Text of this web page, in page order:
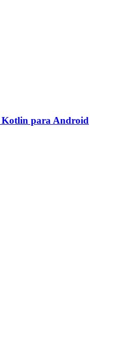
Kotlin para Android